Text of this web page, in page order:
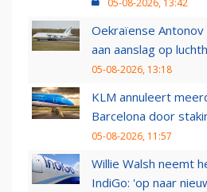
05-08-2026, 13:42
Oekraïense
aan aanslag op
05-08-2026, 13:18
KLM annuleert
Barcelona door
05-08-2026, 11:57
Willie Walsh neemt
IndiGo: 'op naar